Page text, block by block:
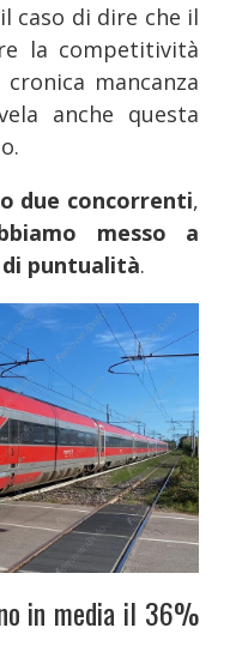
caso di dire che il
la competitività
mancanza
anche questa
due concorrenti,
messo a
puntualità.
in media il 36%